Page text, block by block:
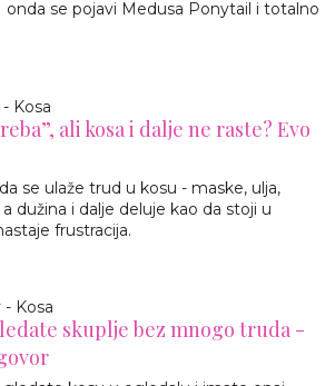
onda se pojavi Medusa Ponytail i totalno
Kosa
ali kosa i dalje ne raste? Evo
se ulaže trud u kosu - maske, ulja,
dužina i dalje deluje kao da stoji u
frustracija.
- Kosa
skuplje bez mnogo truda -